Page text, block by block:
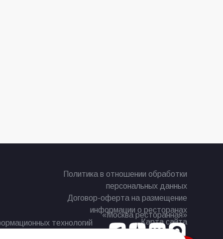
Политика в отношении обработки
персональных данных
Договор-оферта на размещение
информации о ресторанах
Карта сайта
технологий
«Москва ресторанная»